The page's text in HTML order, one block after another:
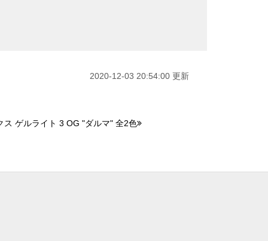
2020-12-03 20:54:00 更新
ゲルライト 3 OG "ダルマ" 全2色